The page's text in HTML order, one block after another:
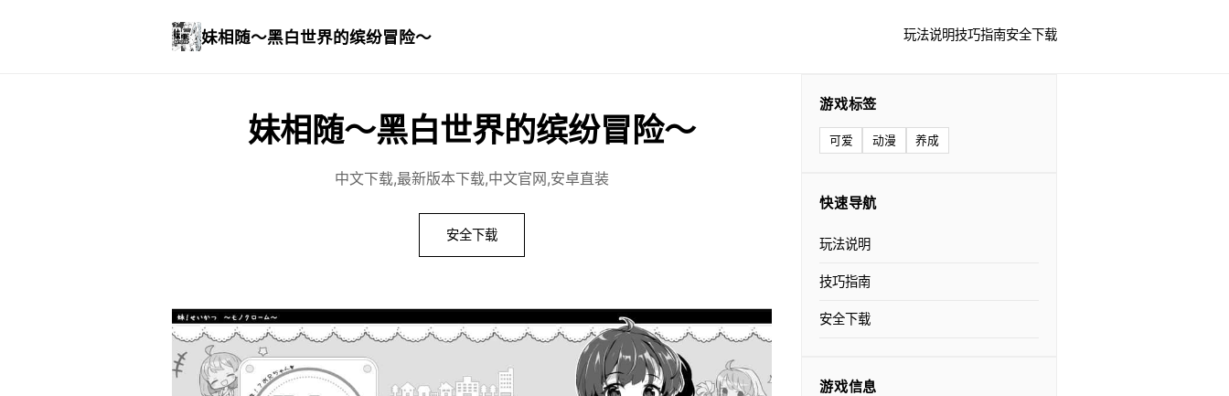
妹相随～黑白世界的缤纷冒险～ 玩法说明技巧指南安全下载
妹相随～黑白世界的缤纷冒险～
中文下载,最新版本下载,中文官网,安卓直装
安全下载
游戏标签
可爱 动漫 养成
快速导航
玩法说明
技巧指南
安全下载
游戏信息